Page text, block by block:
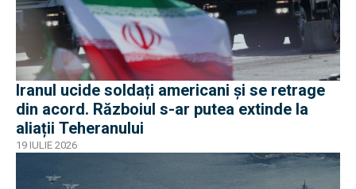
Iranul ucide soldați americani și se retrage
din acord. Războiul s-ar putea extinde la
aliații Teheranului
19 IULIE 2026